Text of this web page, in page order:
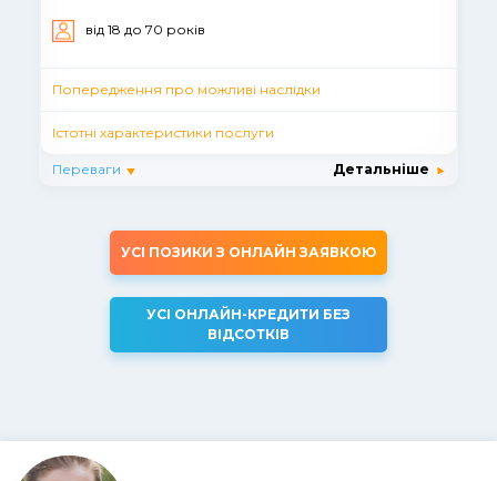
вiд 18 до 70 рокiв
Попередження про можливі наслідки
Істотні характеристики послуги
Переваги Детальніше
УСІ ПОЗИКИ З ОНЛАЙН ЗАЯВКОЮ
УСІ ОНЛАЙН-КРЕДИТИ БЕЗ
ВІДСОТКІВ